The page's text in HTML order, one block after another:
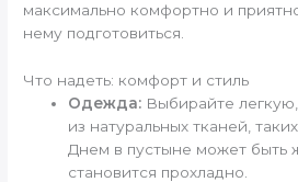
максимально комфортно и
нему подготовиться.
Что надеть: комфорт и стиль
Одежда: Выбирайте
из натуральных тканей,
Днем в пустыне может быть
становится прохладно.